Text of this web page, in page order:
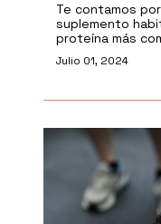
Te contamos
suplemento
proteína más
Julio 01, 2024